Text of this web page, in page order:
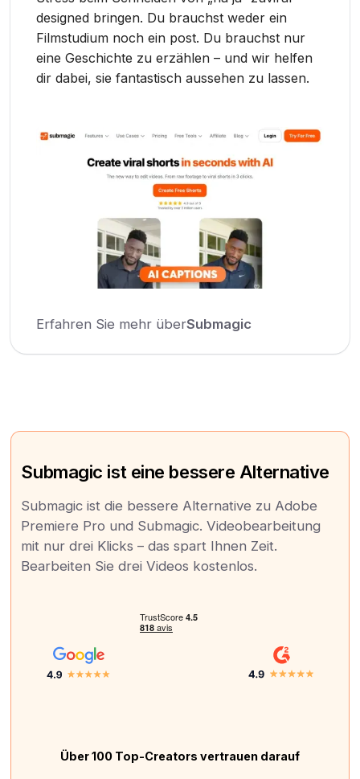
designed bringen. Du brauchst weder ein
Filmstudium noch ein post. Du brauchst nur
eine Geschichte zu erzählen – und wir helfen
dir dabei, sie fantastisch aussehen zu lassen.
Erfahren Sie mehr überSubmagic
Submagic ist eine bessere Alternative
Submagic ist die bessere Alternative zu Adobe
Premiere Pro und Submagic. Videobearbeitung
mit nur drei Klicks – das spart Ihnen Zeit.
Bearbeiten Sie drei Videos kostenlos.
Über 100 Top-Creators vertrauen darauf